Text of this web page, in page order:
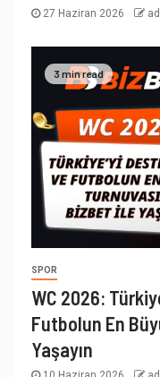
27 Haziran 2026
3 min read
SPOR
WC 2026:
Futbolun En
Yaşayın